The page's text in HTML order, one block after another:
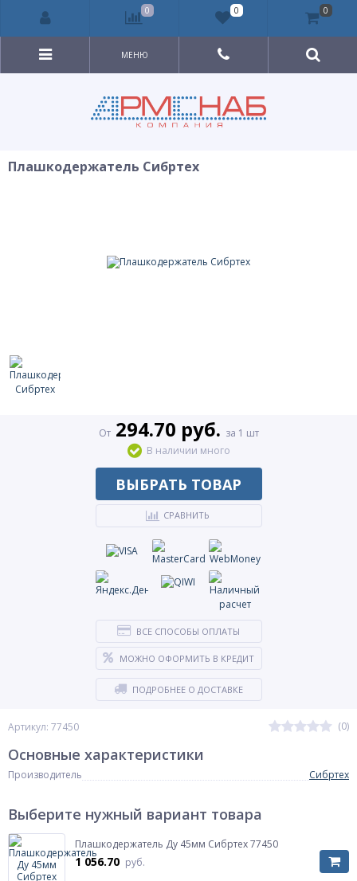
МЕНЮ
Плашкодержатель Сибртех
Артикул: 77450 (0)
От294.70 руб. за 1 шт
В наличии много
ВЫБРАТЬ ТОВАР
СРАВНИТЬ
ВСЕ СПОСОБЫ ОПЛАТЫ
МОЖНО ОФОРМИТЬ В КРЕДИТ
ПОДРОБНЕЕ О ДОСТАВКЕ
Основные характеристики
Производитель Сибртех
Выберите нужный вариант товара
Плашкодержатель Ду 45мм Сибртех 77450
1 056.70 руб.
0 0 0